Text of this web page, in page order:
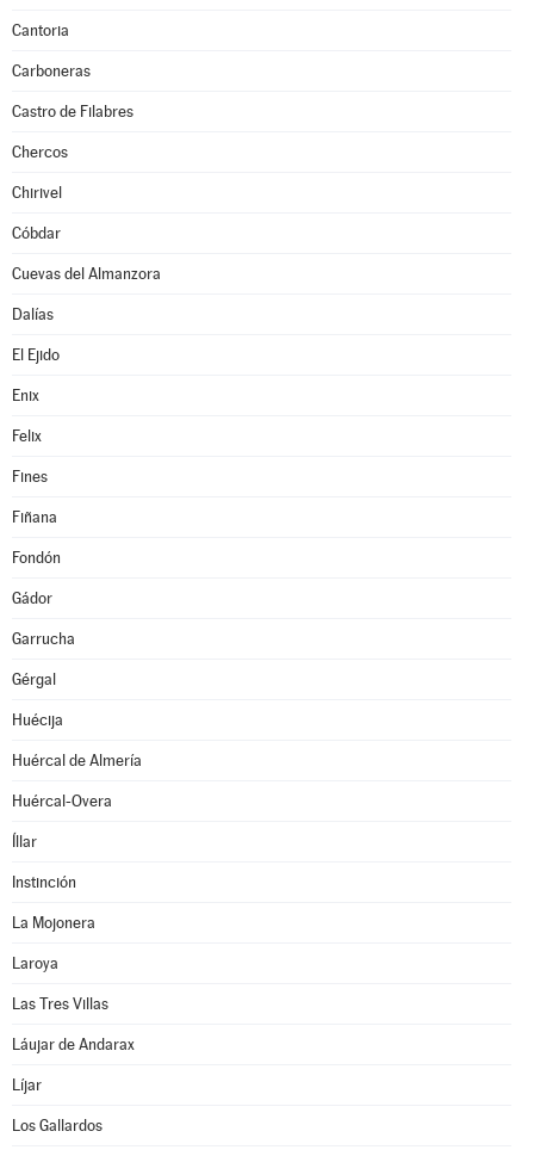
Cantoria
Carboneras
Castro de Filabres
Chercos
Chirivel
Cóbdar
Cuevas del Almanzora
Dalías
El Ejido
Enix
Felix
Fines
Fiñana
Fondón
Gádor
Garrucha
Gérgal
Huécija
Huércal de Almería
Huércal-Overa
Íllar
Instinción
La Mojonera
Laroya
Las Tres Villas
Láujar de Andarax
Líjar
Los Gallardos